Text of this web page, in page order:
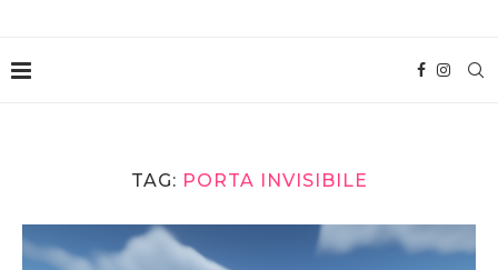
TAG: PORTA INVISIBILE